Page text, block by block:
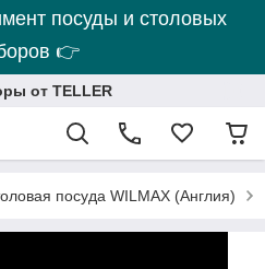
посуды и столовых
👉
от TELLER
посуда WILMAX (Англия)